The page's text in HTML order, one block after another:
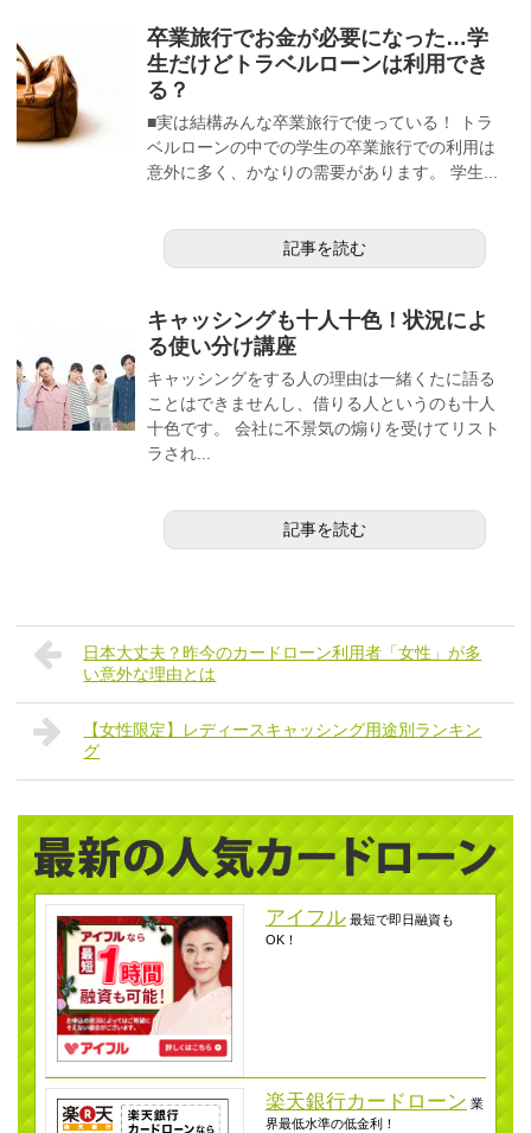
卒業旅行でお金が必要になった…学
生だけどトラベルローンは利用でき
る？
■実は結構みんな卒業旅行で使っている！ トラ
ベルローンの中での学生の卒業旅行での利用は
意外に多く、かなりの需要があります。 学生...
記事を読む
キャッシングも十人十色！状況によ
る使い分け講座
キャッシングをする人の理由は一緒くたに語る
ことはできませんし、借りる人というのも十人
十色です。 会社に不景気の煽りを受けてリスト
ラされ...
記事を読む
日本大丈夫？昨今のカードローン利用者「女性」が多
い意外な理由とは
【女性限定】レディースキャッシング用途別ランキン
グ
アイフル 最短で即日融資も
OK！
楽天銀行カードローン 業
界最低水準の低金利！